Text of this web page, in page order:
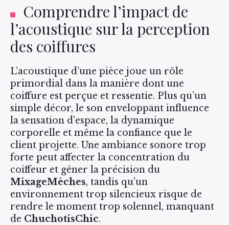
Comprendre l’impact de
l’acoustique sur la perception
des coiffures
L’acoustique d’une pièce joue un rôle
primordial dans la manière dont une
coiffure est perçue et ressentie. Plus qu’un
simple décor, le son enveloppant influence
la sensation d’espace, la dynamique
corporelle et même la confiance que le
client projette. Une ambiance sonore trop
forte peut affecter la concentration du
coiffeur et gêner la précision du
MixageMèches, tandis qu’un
environnement trop silencieux risque de
rendre le moment trop solennel, manquant
de ChuchotisChic.